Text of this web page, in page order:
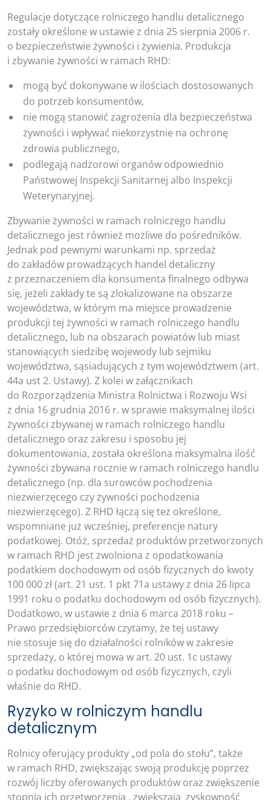
Regulacje dotyczące rolniczego handlu detalicznego
zostały określone w ustawie z dnia 25 sierpnia 2006 r.
o bezpieczeństwie żywności i żywienia. Produkcja
i zbywanie żywności w ramach RHD:
mogą być dokonywane w ilościach dostosowanych
do potrzeb konsumentów,
nie mogą stanowić zagrożenia dla bezpieczeństwa
żywności i wpływać niekorzystnie na ochronę
zdrowia publicznego,
podlegają nadzorowi organów odpowiednio
Państwowej Inspekcji Sanitarnej albo Inspekcji
Weterynaryjnej.
Zbywanie żywności w ramach rolniczego handlu
detalicznego jest również możliwe do pośredników.
Jednak pod pewnymi warunkami np. sprzedaż
do zakładów prowadzących handel detaliczny
z przeznaczeniem dla konsumenta finalnego odbywa
się, jeżeli zakłady te są zlokalizowane na obszarze
województwa, w którym ma miejsce prowadzenie
produkcji tej żywności w ramach rolniczego handlu
detalicznego, lub na obszarach powiatów lub miast
stanowiących siedzibę wojewody lub sejmiku
województwa, sąsiadujących z tym województwem (art.
44a ust 2. Ustawy). Z kolei w załącznikach
do Rozporządzenia Ministra Rolnictwa i Rozwoju Wsi
z dnia 16 grudnia 2016 r. w sprawie maksymalnej ilości
żywności zbywanej w ramach rolniczego handlu
detalicznego oraz zakresu i sposobu jej
dokumentowania, została określona maksymalna ilość
żywności zbywana rocznie w ramach rolniczego handlu
detalicznego (np. dla surowców pochodzenia
niezwierzęcego czy żywności pochodzenia
niezwierzęcego). Z RHD łączą się też określone,
wspomniane już wcześniej, preferencje natury
podatkowej. Otóż, sprzedaż produktów przetworzonych
w ramach RHD jest zwolniona z opodatkowania
podatkiem dochodowym od osób fizycznych do kwoty
100 000 zł (art. 21 ust. 1 pkt 71a ustawy z dnia 26 lipca
1991 roku o podatku dochodowym od osób fizycznych).
Dodatkowo, w ustawie z dnia 6 marca 2018 roku –
Prawo przedsiębiorców czytamy, że tej ustawy
nie stosuje się do działalności rolników w zakresie
sprzedaży, o której mowa w art. 20 ust. 1c ustawy
o podatku dochodowym od osób fizycznych, czyli
właśnie do RHD.
Ryzyko w rolniczym handlu
detalicznym
Rolnicy oferujący produkty „od pola do stołu”, także
w ramach RHD, zwiększając swoją produkcję poprzez
rozwój liczby oferowanych produktów oraz zwiększenie
stopnia ich przetworzenia , zwiększają zyskowność